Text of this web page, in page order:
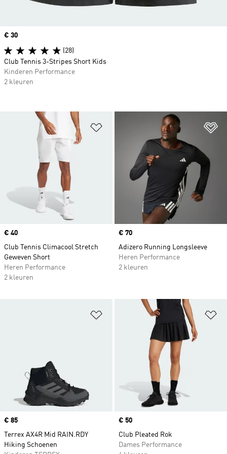
Op verlanglijst zetten
Price
€ 40
Club Tennis Climacool Stretch
Geweven Short
Heren Performance
2 kleuren
Price
€ 70
Adizero Running Longsleeve
Heren Performance
2 kleuren
Op verlanglijst zetten
Price
€ 85
Terrex AX4R Mid RAIN.RDY
Hiking Schoenen
Price
€ 50
Club Pleated Rok
Dames Performance
Price
€ 30
(28)
Club Tennis 3-Stripes Short Kids
Kinderen Performance
2 kleuren